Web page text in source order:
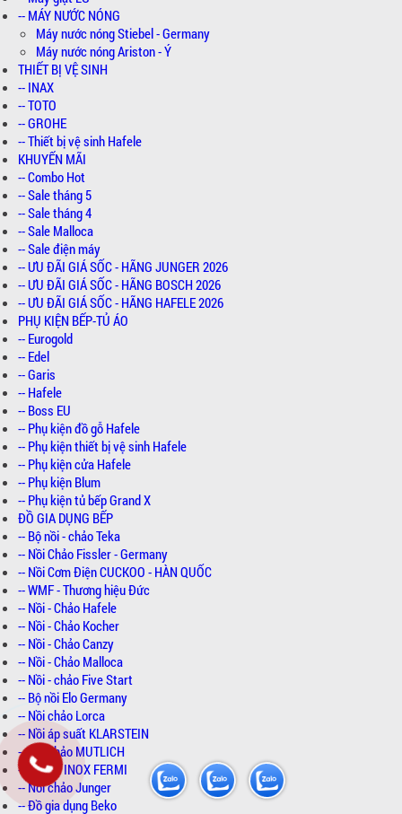
-- MÁY NƯỚC NÓNG
Máy nước nóng Stiebel - Germany
Máy nước nóng Ariston - Ý
THIẾT BỊ VỆ SINH
-- INAX
-- TOTO
-- GROHE
-- Thiết bị vệ sinh Hafele
KHUYẾN MÃI
-- Combo Hot
-- Sale tháng 5
-- Sale tháng 4
-- Sale Malloca
-- Sale điện máy
-- ƯU ĐÃI GIÁ SỐC - HÃNG JUNGER 2026
-- ƯU ĐÃI GIÁ SỐC - HÃNG BOSCH 2026
-- ƯU ĐÃI GIÁ SỐC - HÃNG HAFELE 2026
PHỤ KIỆN BẾP-TỦ ÁO
-- Eurogold
-- Edel
-- Garis
-- Hafele
-- Boss EU
-- Phụ kiện đồ gỗ Hafele
-- Phụ kiện thiết bị vệ sinh Hafele
-- Phụ kiện cửa Hafele
-- Phụ kiện Blum
-- Phụ kiện tủ bếp Grand X
ĐỒ GIA DỤNG BẾP
-- Bộ nồi - chảo Teka
-- Nồi Chảo Fissler - Germany
-- Nồi Cơm Điện CUCKOO - HÀN QUỐC
-- WMF - Thương hiệu Đức
-- Nồi - Chảo Hafele
-- Nồi - Chảo Kocher
-- Nồi - Chảo Canzy
-- Nồi - Chảo Malloca
-- Nồi - chảo Five Start
-- Bộ nồi Elo Germany
-- Nồi chảo Lorca
-- Nồi áp suất KLARSTEIN
-- Nồi chảo MUTLICH
-- Bộ Nồi INOX FERMI
-- Nồi chảo Junger
-- Đồ gia dụng Beko